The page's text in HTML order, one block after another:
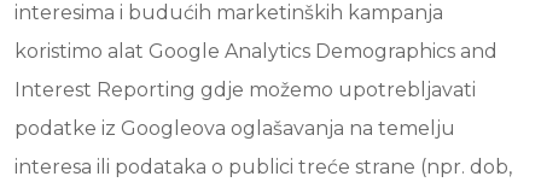
interesima i budućih marketinških kampanja
koristimo alat Google Analytics Demographics and
Interest Reporting gdje možemo upotrebljavati
podatke iz Googleova oglašavanja na temelju
interesa ili podataka o publici treće strane (npr. dob,